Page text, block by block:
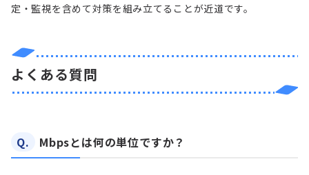
定・監視を含めて対策を組み立てることが近道です。
よくある質問
Q. Mbpsとは何の単位ですか？